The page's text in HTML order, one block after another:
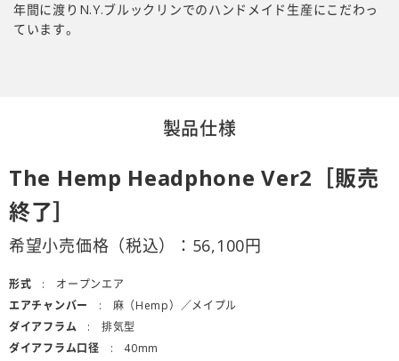
年間に渡り N.Y.ブルックリンでのハンドメイド生産にこだわっ
ています。
製品仕様
The Hemp Headphone Ver2［販売
終了］
希望小売価格（税込）： 56,100円
形式
オープンエア
エアチャンバー
麻（Hemp）／メイプル
ダイアフラム
排気型
ダイアフラム口径
40mm